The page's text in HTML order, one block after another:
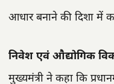
आधार बनाने की दिशा में
निवेश एवं औद्योगिक
मुख्यमंत्री ने कहा कि